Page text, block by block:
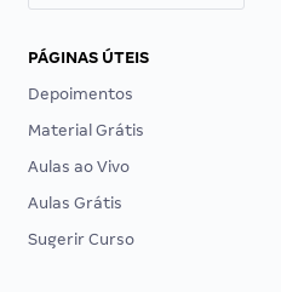
PÁGINAS ÚTEIS
Depoimentos
Material Grátis
Aulas ao Vivo
Aulas Grátis
Sugerir Curso